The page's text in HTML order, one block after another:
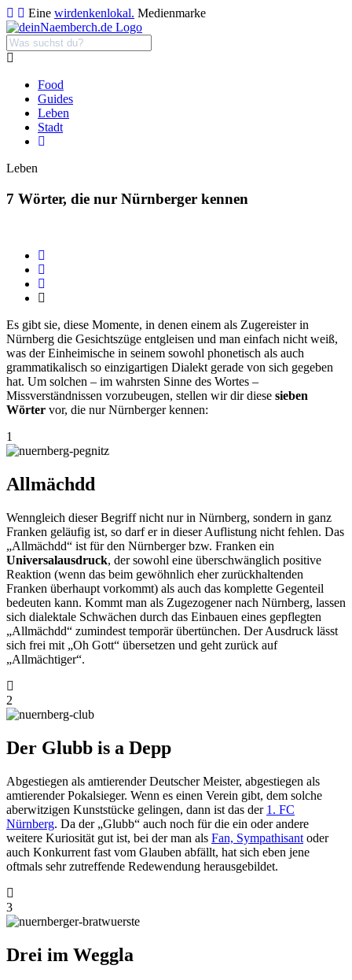
Eine wirdenkenlokal. Medienmarke
Food
Guides
Leben
Stadt
Leben
7 Wörter, die nur Nürnberger kennen
Es gibt sie, diese Momente, in denen einem als Zugereister in
Nürnberg die Gesichtszüge entgleisen und man einfach nicht weiß,
was der Einheimische in seinem sowohl phonetisch als auch
grammatikalisch so einzigartigen Dialekt gerade von sich gegeben
hat. Um solchen – im wahrsten Sinne des Wortes –
Missverständnissen vorzubeugen, stellen wir dir diese sieben
Wörter vor, die nur Nürnberger kennen:
1
Allmächdd
Wenngleich dieser Begriff nicht nur in Nürnberg, sondern in ganz
Franken geläufig ist, so darf er in dieser Auflistung nicht fehlen. Das
„Allmächdd“ ist für den Nürnberger bzw. Franken ein
Universalausdruck, der sowohl eine überschwänglich positive
Reaktion (wenn das beim gewöhnlich eher zurückhaltenden
Franken überhaupt vorkommt) als auch das komplette Gegenteil
bedeuten kann. Kommt man als Zugezogener nach Nürnberg, lassen
sich dialektale Schwächen durch das Einbauen eines gepflegten
„Allmächdd“ zumindest temporär übertünchen. Der Ausdruck lässt
sich frei mit „Oh Gott“ übersetzen und geht zurück auf
„Allmächtiger“.
2
Der Glubb is a Depp
Abgestiegen als amtierender Deutscher Meister, abgestiegen als
amtierender Pokalsieger. Wenn es einen Verein gibt, dem solche
aberwitzigen Kunststücke gelingen, dann ist das der 1. FC
Nürnberg. Da der „Glubb“ auch noch für die ein oder andere
weitere Kuriosität gut ist, bei der man als Fan, Sympathisant oder
auch Konkurrent fast vom Glauben abfällt, hat sich eben jene
oftmals sehr zutreffende Redewendung herausgebildet.
3
Drei im Weggla